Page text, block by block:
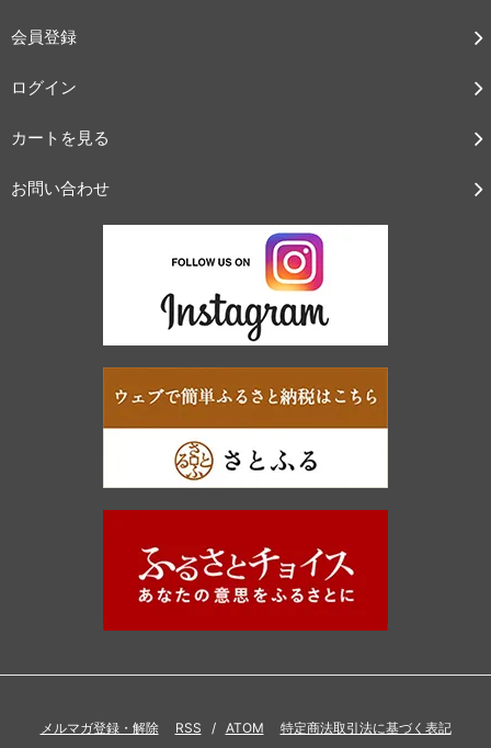
会員登録
ログイン
カートを見る
お問い合わせ
メルマガ登録・解除 RSS / ATOM 特定商法取引法に基づく表記